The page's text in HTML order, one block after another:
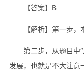
【答案】B
【解析】第一步
第二步，从题目中
发展，也就是不大注意